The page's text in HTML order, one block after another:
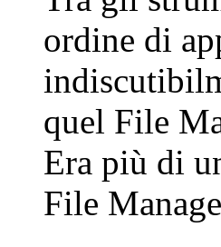
ordine di
quel File
Era più di
File